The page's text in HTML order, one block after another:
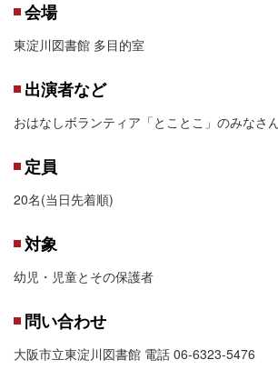
会場
東淀川図書館 多目的室
出演者など
おはなしボランティア「とことこ」のみなさ
定員
20名(当日先着順)
対象
幼児・児童とその保護者
問い合わせ
大阪市立東淀川図書館 電話 06-6323-5476